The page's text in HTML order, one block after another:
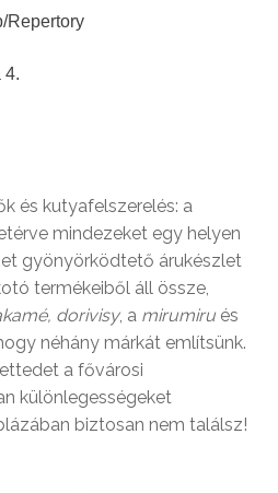
Repertory
4.
és kutyafelszerelés: a
mindezeket egy helyen
gyönyörködtető árukészlet
termékeiből áll össze,
dorivisy, a mirumiru és
néhány márkát említsünk.
a fővárosi
különlegességeket
biztosan nem találsz!